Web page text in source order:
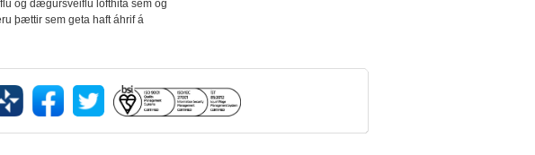
og dægursveiflu lofthita sem og
þættir sem geta haft áhrif á